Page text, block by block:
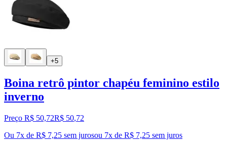
+5
Boina retrô pintor chapéu feminino estilo
inverno
Preço R$ 50,72R$ 50,72
Ou 7x de R$ 7,25 sem jurosou 7x de R$ 7,25 sem juros